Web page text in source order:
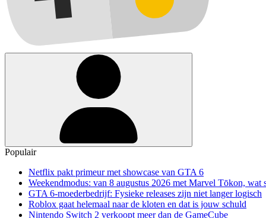
Populair
Netflix pakt primeur met showcase van GTA 6
Weekendmodus: van 8 augustus 2026 met Marvel Tōkon, wat
GTA 6-moederbedrijf: Fysieke releases zijn niet langer logisch
Roblox gaat helemaal naar de kloten en dat is jouw schuld
Nintendo Switch 2 verkoopt meer dan de GameCube